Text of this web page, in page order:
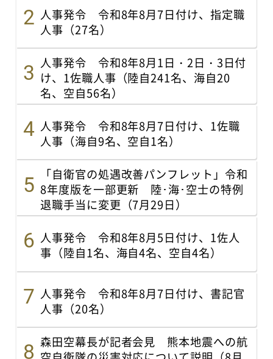
人事発令 令和8年8月7日付け、指定職
人事（27名）
人事発令 令和8年8月1日・2日・3日付
け、1佐職人事（陸自241名、海自20
名、空自56名）
人事発令 令和8年8月7日付け、1佐職
人事（海自9名、空自1名）
「自衛官の処遇改善パンフレット」令和
8年度版を一部更新 陸･海･空士の特例
退職手当に変更（7月29日）
人事発令 令和8年8月5日付け、1佐人
事（陸自1名、海自4名、空自4名）
人事発令 令和8年8月7日付け、書記官
人事（20名）
森田空幕長が記者会見 熊本地震への航